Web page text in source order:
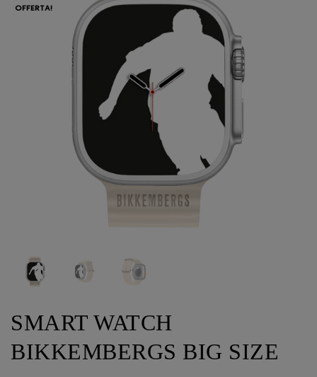
OFFERTA!
SMART WATCH
BIKKEMBERGS BIG SIZE